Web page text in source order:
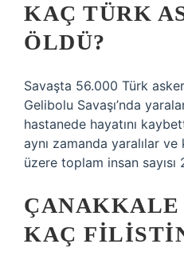
KAÇ TÜRK
ÖLDÜ?
Savaşta 56.000 Türk
Gelibolu Savaşı’nda
hastanede hayatını
aynı zamanda yaralılar
üzere toplam insan sayısı
ÇANAKKALE
KAÇ